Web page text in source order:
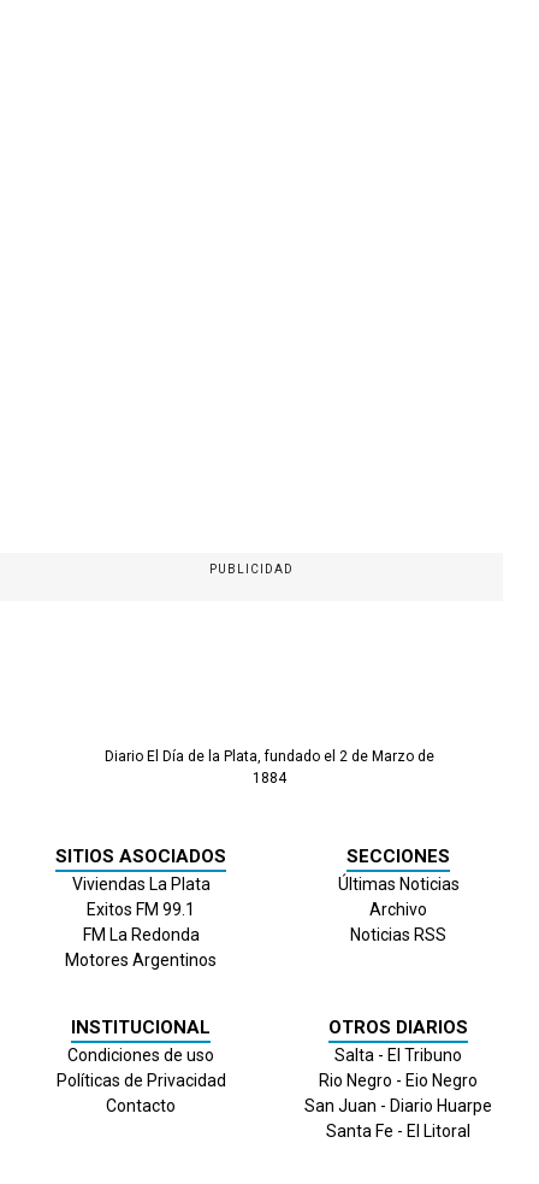
PUBLICIDAD
Diario El Día de la Plata, fundado el 2 de Marzo de
1884
SITIOS ASOCIADOS
Viviendas La Plata
Exitos FM 99.1
FM La Redonda
Motores Argentinos
SECCIONES
Últimas Noticias
Archivo
Noticias RSS
INSTITUCIONAL
Condiciones de uso
Políticas de Privacidad
Contacto
OTROS DIARIOS
Salta - El Tribuno
Rio Negro - Eio Negro
San Juan - Diario Huarpe
Santa Fe - El Litoral